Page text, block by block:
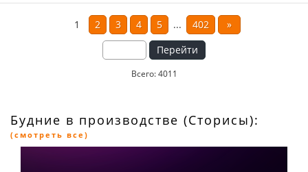
1 2 3 4 5 ... 402
»
Перейти
Всего: 4011
Будние в производстве (Сторисы):
(смотреть все)